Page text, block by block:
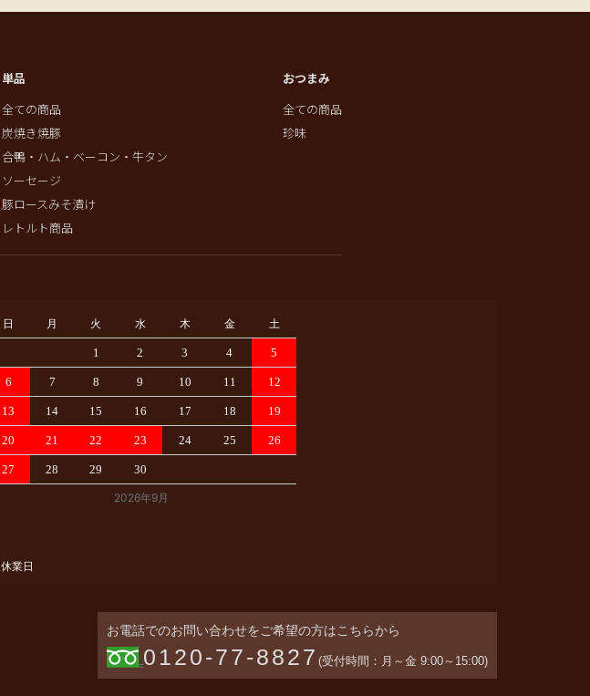
単品
全ての商品
炭焼き焼豚
合鴨・ハム・ベーコン・牛タン
ソーセージ
豚ロースみそ漬け
レトルト商品
おつまみ
全ての商品
珍味
2026年9月
日 月 火 水 木 金 土
1 2 3 4 5
6 7 8 9 10 11 12
13 14 15 16 17 18 19
20 21 22 23 24 25 26
27 28 29 30
休業日
お電話でのお問い合わせをご希望の方はこちらから
0120-77-8827 (受付時間：月～金 9:00～15:00)